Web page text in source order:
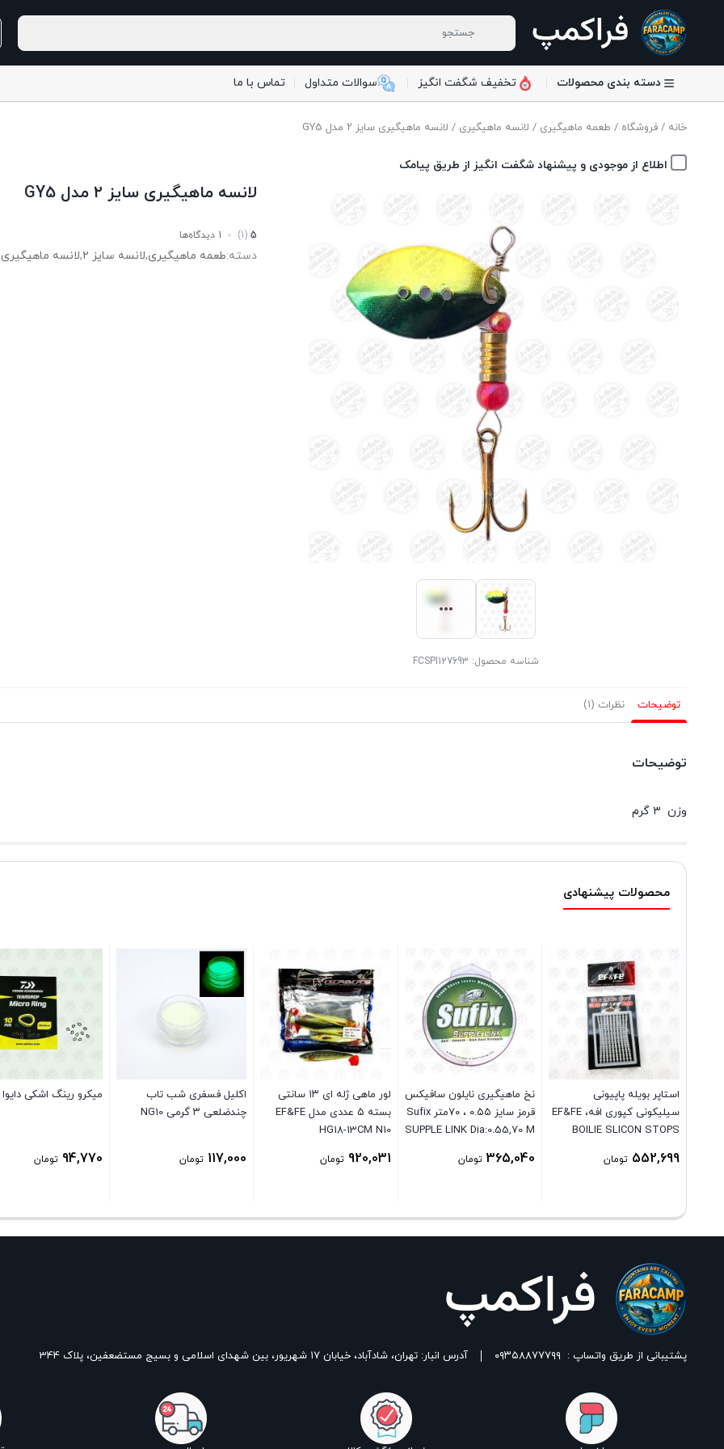
دسته بندی محصولات تخفیف شگفت انگیز سوالات متداول تماس با ما
خانه /فروشگاه / طعمه ماهیگیری / لانسه ماهیگیری / لانسه ماهیگیری سایز ۲ مدل GY5
اطلاع از موجودی و پیشنهاد شگفت انگیز از طریق پیامک
شناسه محصول: FCSPI127693
لانسه ماهیگیری سایز ۲ مدل GY5
5
(1) 1 دیدگاه‌ها
دسته:طعمه ماهیگیری,لانسه سایز ۲ ,لانسه ماهیگیری
توضیحات نظرات (1)
توضیحات
وزن ۳ گرم
محصولات پیشنهادی
استاپر بویله پاپیونی
سیلیکونی کپوری افه، EF&FE
BOILIE SLICON STOPS
552,699 تومان
نخ ماهیگیری نایلون سافیکس
قرمز سایز ۰.۵۵ ، ۷۰متر Sufix
SUPPLE LINK Dia:0.55,70 M
365,040 تومان
لور ماهی ژله ای ۱۳ سانتی
بسته ۵ عددی مدل EF&FE
HG18-13CM N10
920,031 تومان
اکلیل فسفری شب تاب
چندضلعی ۳ گرمی NG10
117,000 تومان
میکرو رینگ اشکی دایوا
94,770 تومان
پشتیبانی از طریق واتساپ :۰۹۳۵۸۸۷۷۷۹۹ آدرس انبار: تهران، شادآباد، خیابان ١٧ شهریور، بین شهدای اسلامی و بسیج مستضعفین، پلاک 344